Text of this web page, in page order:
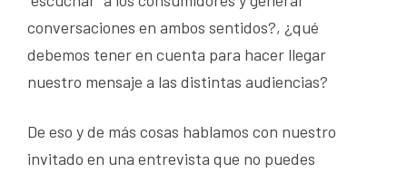
conversaciones en ambos sentidos?, ¿qué
debemos tener en cuenta para hacer llegar
nuestro mensaje a las distintas audiencias?
De eso y de más cosas hablamos con nuestro
invitado en una entrevista que no puedes